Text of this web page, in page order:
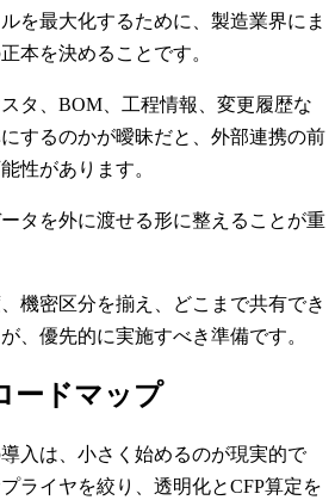
を最大化するために、製造業界にま
本を決めることです。
タ、BOM、工程情報、変更履歴な
するのかが曖昧だと、外部連携の前
性があります。
タを外に渡せる形に整えることが重
機密区分を揃え、どこまで共有でき
、優先的に実施すべき準備です。
ードマップ
入は、小さく始めるのが現実的で
ライヤを絞り、透明化とCFP算定を